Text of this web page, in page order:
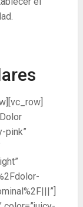
pink”